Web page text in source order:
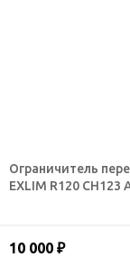
Ограничитель
EXLIM R120 CH123
10 000 ₽